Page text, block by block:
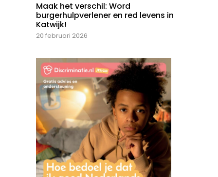
Maak het verschil: Word
burgerhulpverlener en red levens in
Katwijk!
20 februari 2026